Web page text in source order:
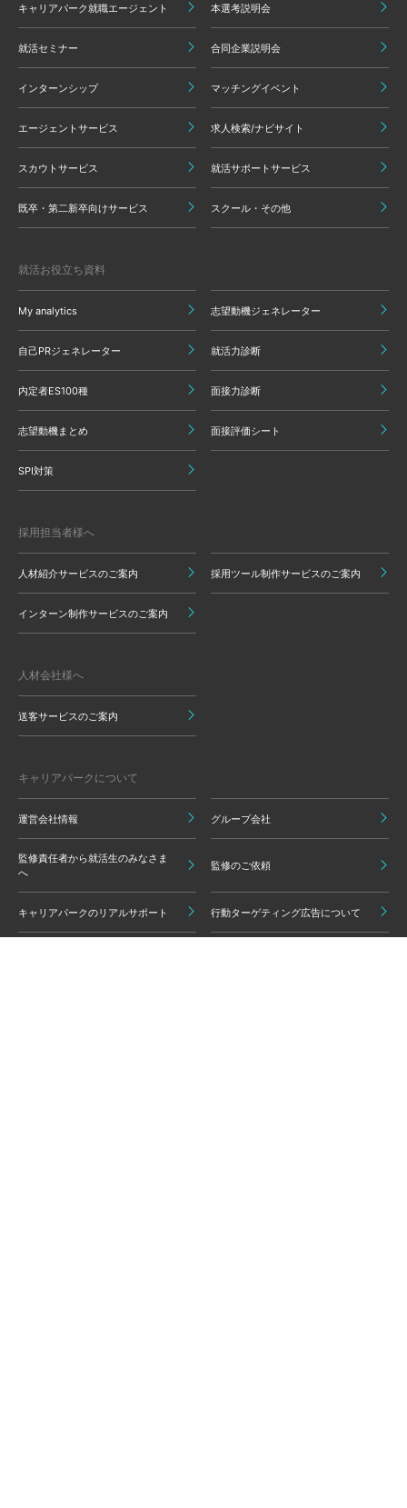
キャリアパーク就職エージェント 本選考説明会
就活セミナー 合同企業説明会
インターンシップ マッチングイベント
エージェントサービス 求人検索/ナビサイト
スカウトサービス 就活サポートサービス
既卒・第二新卒向けサービス スクール・その他
就活お役立ち資料
My analytics 志望動機ジェネレーター
自己PRジェネレーター 就活力診断
内定者ES100種 面接力診断
志望動機まとめ 面接評価シート
SPI対策
採用担当者様へ
人材紹介サービスのご案内 採用ツール制作サービスのご案内
インターン制作サービスのご案内
人材会社様へ
送客サービスのご案内
キャリアパークについて
運営会社情報 グループ会社
監修責任者から就活生のみなさま
へ
監修のご依頼
キャリアパークのリアルサポート 行動ターゲティング広告について